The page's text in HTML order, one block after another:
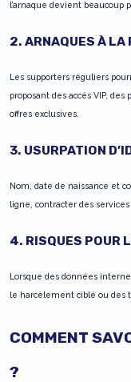
l’arnaque devient beaucoup
2. ARNAQUES À LA
Les supporters réguliers
proposant des accès VIP,
offres exclusives.
3. USURPATION
Nom, date de naissance et
ligne, contracter des
4. RISQUES POUR
Lorsque des données
le harcèlement ciblé ou des
COMMENT
?